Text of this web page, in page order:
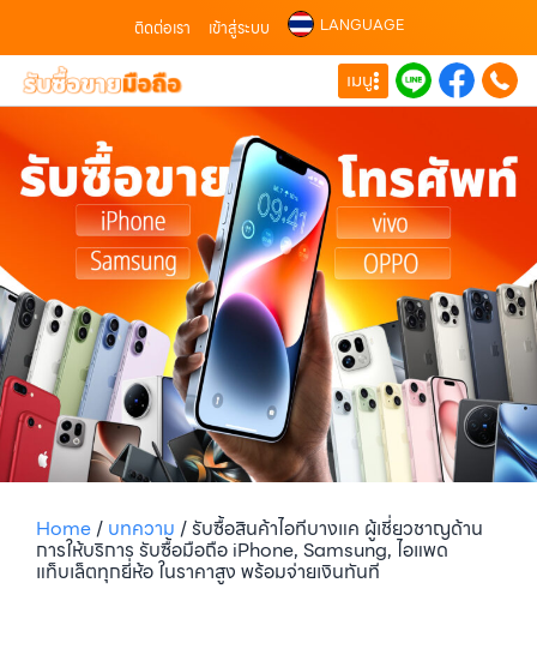
ติดต่อเรา เข้าสู่ระบบ LANGUAGE
เมนู
Home/ บทความ /รับซื้อสินค้าไอทีบางแค ผู้เชี่ยวชาญด้าน
การให้บริการ รับซื้อมือถือ iPhone, Samsung, ไอแพด
แท็บเล็ตทุกยี่ห้อ ในราคาสูง พร้อมจ่ายเงินทันที